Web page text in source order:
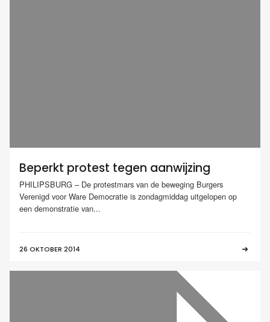
Beperkt protest tegen aanwijzing
PHILIPSBURG – De protestmars van de beweging Burgers
Verenigd voor Ware Democratie is zondagmiddag uitgelopen op
een demonstratie van...
26 OKTOBER 2014